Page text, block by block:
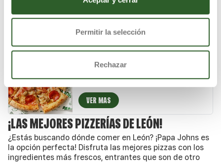
Permitir la selección
Rechazar
PIZZA ESPECIAL DE JOHN
Salsa de tomate natural, carne de cerdo
y un toque de especias italianas.
VER MAS
¡LAS MEJORES PIZZERÍAS DE LEÓN!
¿Estás buscando dónde comer en León? ¡Papa Johns es
la opción perfecta! Disfruta las mejores pizzas con los
ingredientes más frescos, entrantes que son de otro